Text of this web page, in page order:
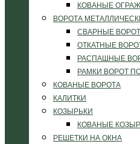
КОВАНЫЕ
ВОРОТА
СВАРНЫЕ
ОТКАТНЫЕ
РАСПАШНЫЕ
РАМКИ ВОРОТ
КОВАНЫЕ ВОРОТА
КАЛИТКИ
КОЗЫРЬКИ
КОВАНЫЕ
РЕШЕТКИ НА ОКНА